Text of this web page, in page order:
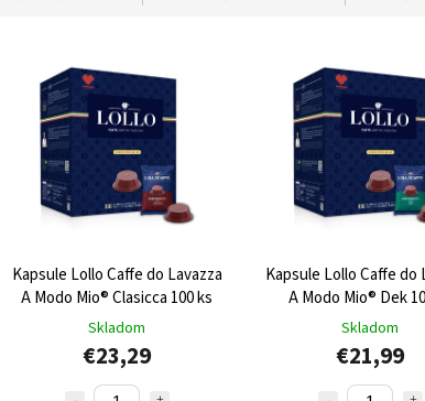
Kapsule Lollo Caffe do Lavazza
A Modo Mio® Clasicca 100 ks
Skladom
€23,29
Kapsule Lollo Caffe do
A Modo Mio® Dek
Skladom
€21,99